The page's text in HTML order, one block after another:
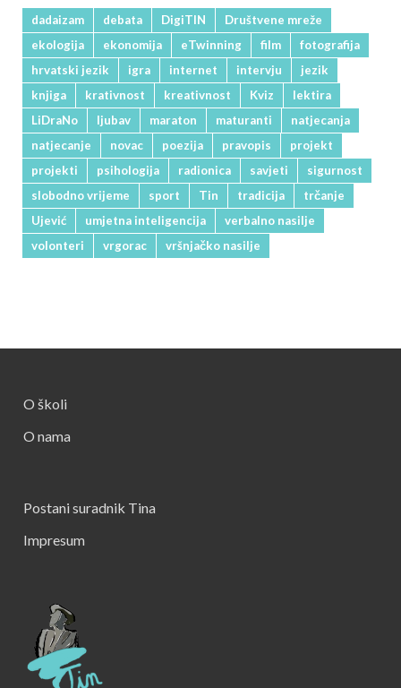
dadaizam debata DigiTIN
Društvene mreže
ekologija
ekonomija eTwinning film
fotografija
hrvatski jezik
igra internet intervju
jezik
knjiga
krativnost kreativnost Kviz
lektira
LiDraNo
ljubav maraton maturanti
natjecanja
natjecanje
novac poezija pravopis
projekt
projekti
psihologija radionica savjeti
sigurnost
slobodno vrijeme
sport Tin tradicija
trčanje
Ujević
umjetna inteligencija
verbalno nasilje
volonteri
vrgorac vršnjačko nasilje
O školi
O nama
Postani suradnik Tina
Impresum